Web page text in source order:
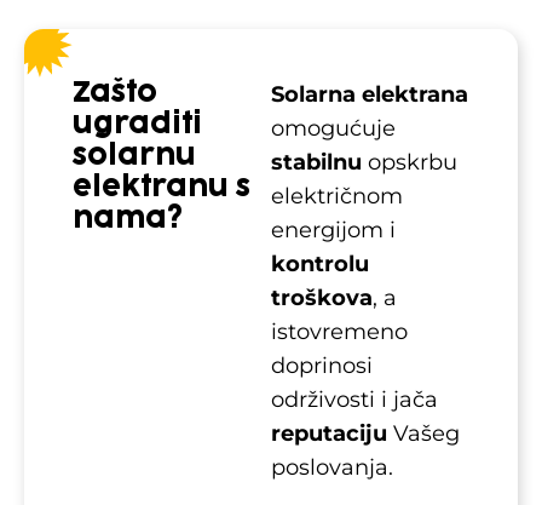
Zašto
ugraditi
solarnu
elektranu s
nama?
Solarna elektrana
omogućuje
stabilnu opskrbu
električnom
energijom i
kontrolu
troškova, a
istovremeno
doprinosi
održivosti i jača
reputaciju Vašeg
poslovanja.